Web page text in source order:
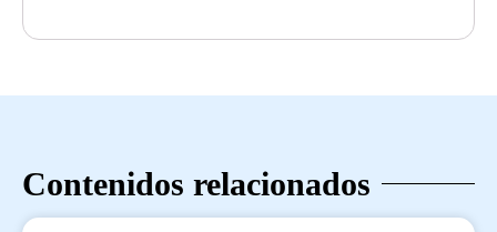
Contenidos relacionados